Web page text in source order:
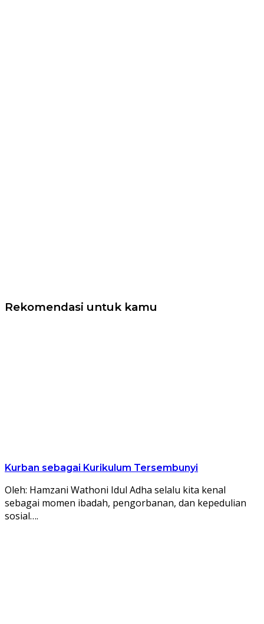
Rekomendasi untuk kamu
Kurban sebagai Kurikulum Tersembunyi
Oleh: Hamzani Wathoni Idul Adha selalu kita kenal
sebagai momen ibadah, pengorbanan, dan kepedulian
sosial….